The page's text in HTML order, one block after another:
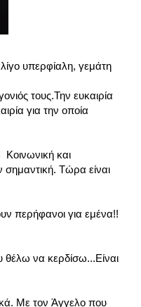
υπερφίαλη, γεμάτη
τους.Την ευκαιρία
για την οποία
και
σημαντική. Τώρα είναι
περήφανοι για εμένα!!
θέλω να κερδίσω...Είναι
Με τον Άγγελο που